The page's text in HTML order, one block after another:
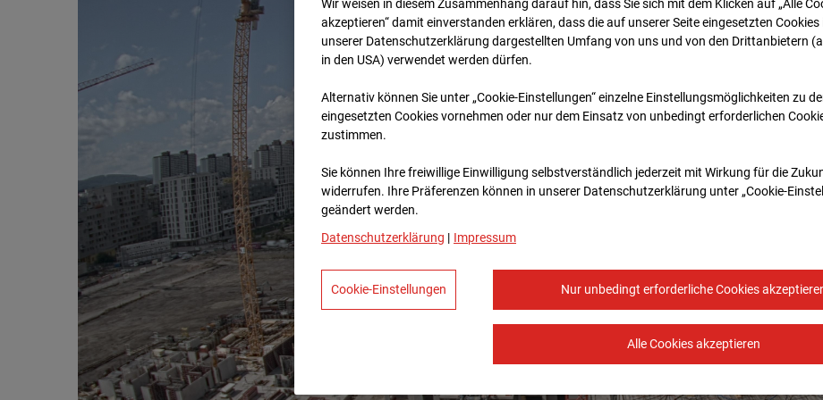
Wir weisen in diesem Zusammenhang darauf hin, dass Sie sich mit dem Klicken auf „Alle
akzeptieren“ damit ein­ver­standen erklären, dass die auf unserer Seite eingesetzten Cookies
unserer Datenschutzerklärung dargestellten Umfang von uns und von den Drittanbietern
in den USA) verwendet werden dürfen.
Alternativ können Sie unter „Cookie-Einstellungen“ einzelne Einstellungsmöglichkeiten zu
eingesetzten Cookies vornehmen oder nur dem Einsatz von unbedingt erforderlichen
zustimmen.
Sie können Ihre freiwillige Einwilligung selbstverständlich jederzeit mit Wirkung für die
widerrufen. Ihre Prä­fe­renzen können in unserer Datenschutzerklärung unter „Cookie-
geändert werden.
Datenschutzerklärung | Impressum
Nur unbedingt erforderliche Cookies
Alle Cookies akzeptieren
Cookie-Einstellungen